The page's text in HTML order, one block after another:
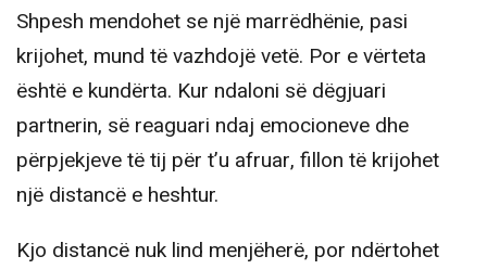
Shpesh mendohet se një marrëdhënie, pasi
krijohet, mund të vazhdojë vetë. Por e vërteta
është e kundërta. Kur ndaloni së dëgjuari
partnerin, së reaguari ndaj emocioneve dhe
përpjekjeve të tij për t’u afruar, fillon të krijohet
një distancë e heshtur.
Kjo distancë nuk lind menjëherë, por ndërtohet